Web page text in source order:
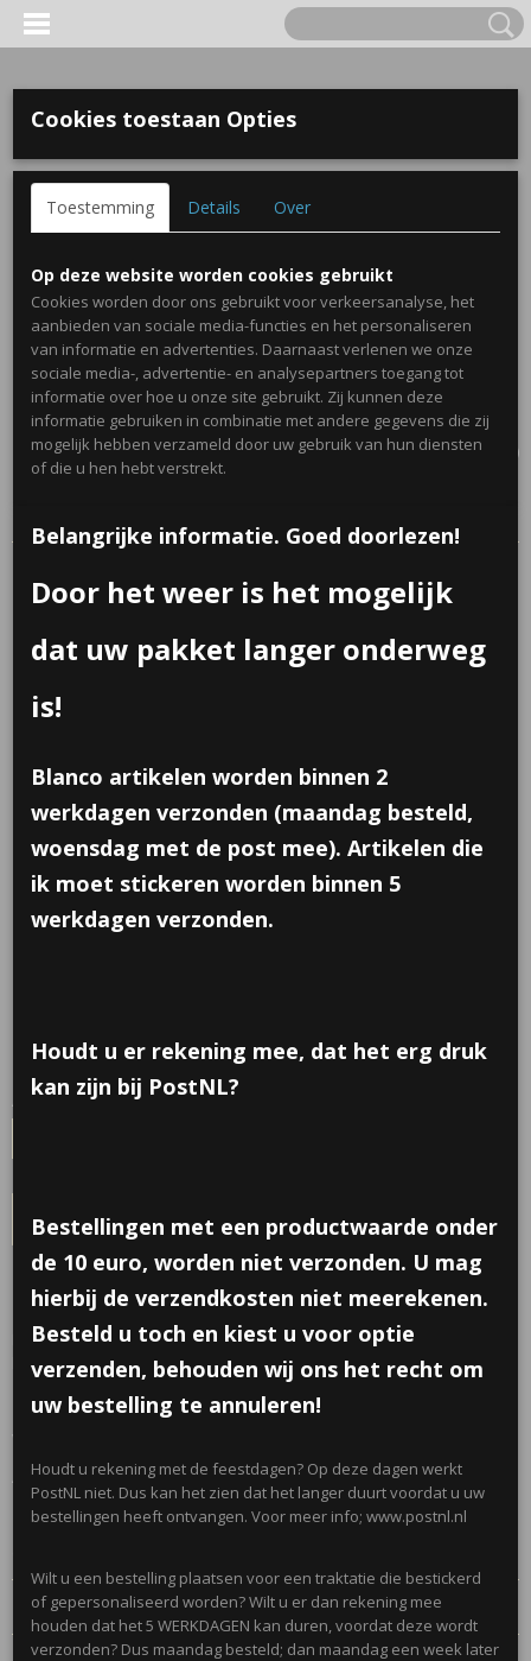
Inloggen Registreren
UW WINKELWAGEN
Geen producten
(0)
Fotocamera met plaatjes
Op voorraad- Levertijd 2 werkdagen
Aantal
IN WINKELWAGEN
Omschrijving
Kleine dia camera . Kijk door de lens van de camera en druk op het
knopje. Je ziet verschillende plaatjes van jungledieren
Wordt in gemixte kleuren geleverd.
Afmetingen: 8cm x 4cm x 2cm
Reacties
Cookies toestaan Opties
Toestemming Details Over
Op deze website worden cookies gebruikt
Cookies worden door ons gebruikt voor verkeersanalyse, het
aanbieden van sociale media-functies en het personaliseren
van informatie en advertenties. Daarnaast verlenen we onze
sociale media-, advertentie- en analysepartners toegang tot
informatie over hoe u onze site gebruikt. Zij kunnen deze
informatie gebruiken in combinatie met andere gegevens die zij
mogelijk hebben verzameld door uw gebruik van hun diensten
of die u hen hebt verstrekt.
Belangrijke informatie. Goed doorlezen!
Door het weer is het mogelijk
dat uw pakket langer onderweg
is!
Blanco artikelen worden binnen 2
werkdagen verzonden (maandag besteld,
woensdag met de post mee). Artikelen die
ik moet stickeren worden binnen 5
werkdagen verzonden.
Houdt u er rekening mee, dat het erg druk
kan zijn bij PostNL?
Bestellingen met een productwaarde onder
de 10 euro, worden niet verzonden. U mag
hierbij de verzendkosten niet meerekenen.
Besteld u toch en kiest u voor optie
verzenden, behouden wij ons het recht om
uw bestelling te annuleren!
Houdt u rekening met de feestdagen? Op deze dagen werkt
PostNL niet. Dus kan het zien dat het langer duurt voordat u uw
bestellingen heeft ontvangen. Voor meer info; www.postnl.nl
Wilt u een bestelling plaatsen voor een traktatie die bestickerd
of gepersonaliseerd worden? Wilt u er dan rekening mee
houden dat het 5 WERKDAGEN kan duren, voordat deze wordt
verzonden? Dus maandag besteld; dan maandag een week later